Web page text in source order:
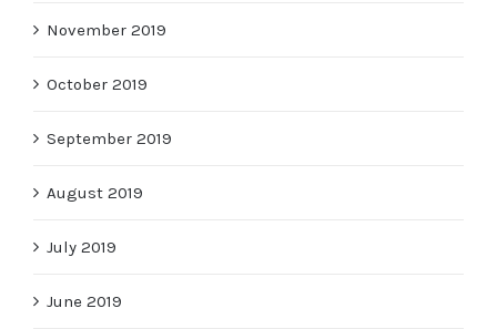
November 2019
October 2019
September 2019
August 2019
July 2019
June 2019